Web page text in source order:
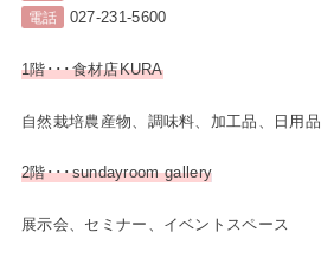
電話 027-231-5600
1階･･･食材店KURA
自然栽培農産物、調味料、加工品、日用品
2階･･･sundayroom gallery
展示会、セミナー、イベントスペース